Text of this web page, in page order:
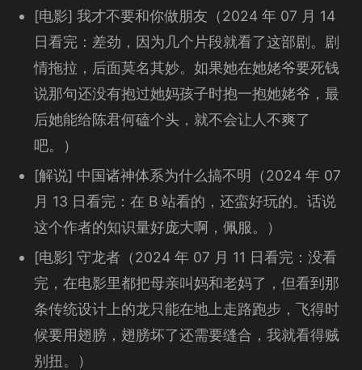
[电影] 我才不要和你做朋友（2024 年 07 月 14
日看完：差劲，因为几个片段就看了这部剧。剧
情拖拉，后面莫名其妙。如果她在她姥爷要死钱
说那句还没有抱过她妈孩子时抱一抱她姥爷，最
后她能给陈君何磕个头，就不会让人不爽了
吧。）
[解说] 中国诸神体系为什么搞不明（2024 年 07
月 13 日看完：在 B 站看的，还蛮好玩的。话说
这个作者的知识量好庞大啊，佩服。）
[电影] 守龙者（2024 年 07 月 11 日看完：没看
完，在电影里都把母亲叫妈和老妈了，但看到那
条传统设计上的龙只能在地上走路跑步，飞得时
候要用翅膀，翅膀坏了还需要缝合，我就看得贼
别扭。）